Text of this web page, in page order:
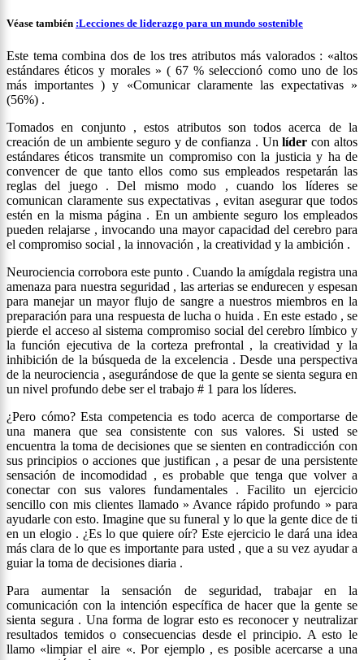
Véase también :Lecciones de liderazgo para un mundo sostenible
Este tema combina dos de los tres atributos más valorados : «altos
estándares éticos y morales » ( 67 % seleccionó como uno de los
más importantes ) y «Comunicar claramente las expectativas »
(56%) .
Tomados en conjunto , estos atributos son todos acerca de la
creación de un ambiente seguro y de confianza . Unlíder con altos
estándares éticos transmite un compromiso con la justicia y ha de
convencer de que tanto ellos como sus empleados respetarán las
reglas del juego . Del mismo modo , cuando los líderes se
comunican claramente sus expectativas , evitan asegurar que todos
estén en la misma página . En un ambiente seguro los empleados
pueden relajarse , invocando una mayor capacidad del cerebro para
el compromiso social , la innovación , la creatividad y la ambición .
Neurociencia corrobora este punto . Cuando la amígdala registra una
amenaza para nuestra seguridad , las arterias se endurecen y espesan
para manejar un mayor flujo de sangre a nuestros miembros en la
preparación para una respuesta de lucha o huida . En este estado , se
pierde el acceso al sistema compromiso social del cerebro límbico y
la función ejecutiva de la corteza prefrontal , la creatividad y la
inhibición de la búsqueda de la excelencia . Desde una perspectiva
de la neurociencia , asegurándose de que la gente se sienta segura en
un nivel profundo debe ser el trabajo # 1 para los líderes.
¿Pero cómo? Esta competencia es todo acerca de comportarse de
una manera que sea consistente con sus valores. Si usted se
encuentra la toma de decisiones que se sienten en contradicción con
sus principios o acciones que justifican , a pesar de una persistente
sensación de incomodidad , es probable que tenga que volver a
conectar con sus valores fundamentales . Facilito un ejercicio
sencillo con mis clientes llamado » Avance rápido profundo » para
ayudarle con esto. Imagine que su funeral y lo que la gente dice de ti
en un elogio . ¿Es lo que quiere oír? Este ejercicio le dará una idea
más clara de lo que es importante para usted , que a su vez ayudar a
guiar la toma de decisiones diaria .
Para aumentar la sensación de seguridad, trabajar en la
comunicación con la intención específica de hacer que la gente se
sienta segura . Una forma de lograr esto es reconocer y neutralizar
resultados temidos o consecuencias desde el principio. A esto le
llamo «limpiar el aire «. Por ejemplo , es posible acercarse a una